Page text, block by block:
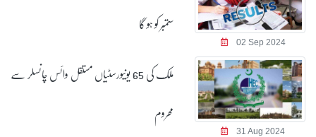
02 Sep 2024
ستمبر کو ہو گا
31 Aug 2024
ملک کی 65 یونیورسٹیاں مستقل وائس چانسلر سے
محروم